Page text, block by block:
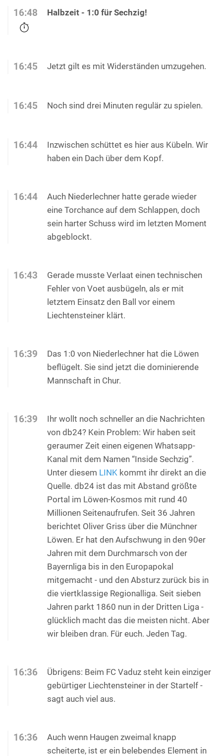
16:48 Halbzeit - 1:0 für Sechzig!
16:45 Jetzt gilt es mit Widerständen umzugehen.
16:45 Noch sind drei Minuten regulär zu spielen.
16:44
Inzwischen schüttet es hier aus Kübeln. Wir
haben ein Dach über dem Kopf.
16:44
Auch Niederlechner hatte gerade wieder
eine Torchance auf dem Schlappen, doch
sein harter Schuss wird im letzten Moment
abgeblockt.
16:43
Gerade musste Verlaat einen technischen
Fehler von Voet ausbügeln, als er mit
letztem Einsatz den Ball vor einem
Liechtensteiner klärt.
16:39
Das 1:0 von Niederlechner hat die Löwen
beflügelt. Sie sind jetzt die dominierende
Mannschaft in Chur.
16:39
Ihr wollt noch schneller an die Nachrichten
von db24? Kein Problem: Wir haben seit
geraumer Zeit einen eigenen Whatsapp-
Kanal mit dem Namen “Inside Sechzig”.
Unter diesem LINK kommt ihr direkt an die
Quelle. db24 ist das mit Abstand größte
Portal im Löwen-Kosmos mit rund 40
Millionen Seitenaufrufen. Seit 36 Jahren
berichtet Oliver Griss über die Münchner
Löwen. Er hat den Aufschwung in den 90er
Jahren mit dem Durchmarsch von der
Bayernliga bis in den Europapokal
mitgemacht - und den Absturz zurück bis in
die viertklassige Regionalliga. Seit sieben
Jahren parkt 1860 nun in der Dritten Liga -
glücklich macht das die meisten nicht. Aber
wir bleiben dran. Für euch. Jeden Tag.
16:36
Übrigens: Beim FC Vaduz steht kein einziger
gebürtiger Liechtensteiner in der Startelf -
sagt auch viel aus.
16:36
Auch wenn Haugen zweimal knapp
scheiterte, ist er ein belebendes Element in